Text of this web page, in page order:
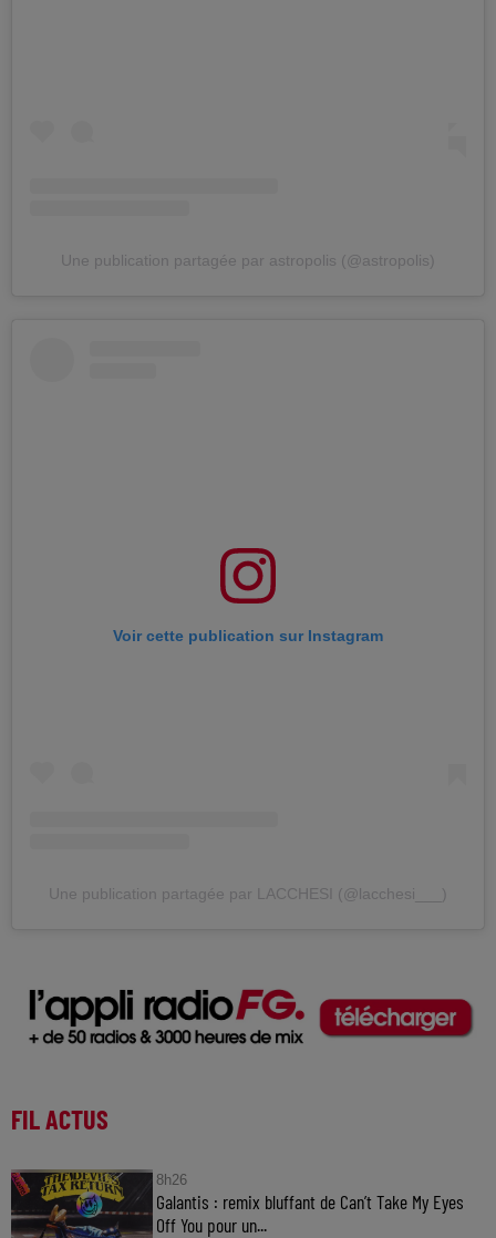
Une publication partagée par astropolis (@astropolis)
Voir cette publication sur Instagram
Une publication partagée par LACCHESI (@lacchesi___)
FIL ACTUS
8h26
Galantis : remix bluffant de Can’t Take My Eyes
Off You pour un...